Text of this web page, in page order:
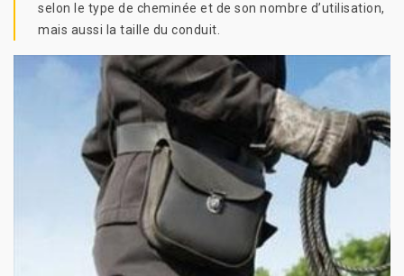
selon le type de cheminée et de son nombre d’utilisation,
mais aussi la taille du conduit.